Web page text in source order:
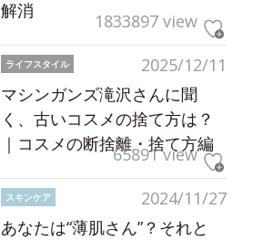
解消
1833897 view
2025/12/11
ライフスタイル
マシンガンズ滝沢さんに聞
く、古いコスメの捨て方は？
｜コスメの断捨離・捨て方編
65891 view
2024/11/27
スキンケア
あなたは“薄肌さん”？それと